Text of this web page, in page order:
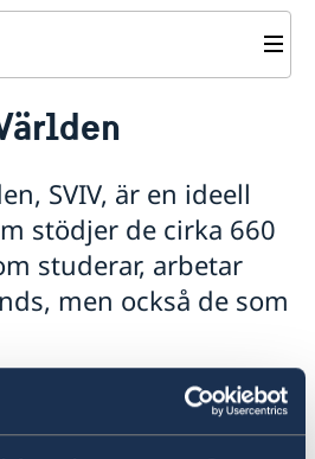
Malaysia
kreditkort
Sverige
utomlands?
körkort
SVIV, är en ideell
stödjer de cirka 660
studerar, arbetar
men också de som
röst i Sverige
och bedriva
att säkerställa att